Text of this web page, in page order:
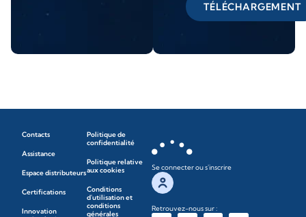
TÉLÉCHARGEMENT
Contacts
Assistance
Espace distributeurs
Certifications
Innovation
Politique de
confidentialité
Politique relative
aux cookies
Conditions
d'utilisation et
conditions
générales
Se connecter ou s'inscrire
Retrouvez-nous sur :